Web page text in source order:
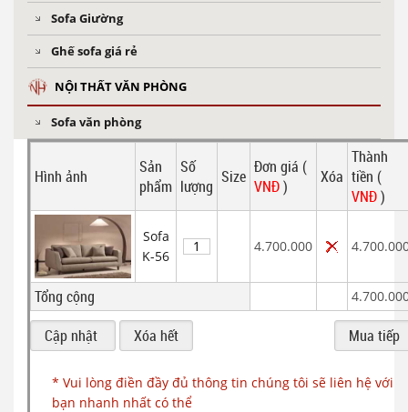
Sofa Giường
Ghế sofa giá rẻ
NỘI THẤT VĂN PHÒNG
Sofa văn phòng
Hình ảnh
Sản
phẩm
Số
lượng Size Đơn giá (
VNĐ) Xóa
Thành
tiền (
VNĐ)
Sofa
K-56
4.700.000
Tổng cộng
* Vui lòng điền đầy đủ thông tin chúng tôi sẽ liên hệ với
bạn nhanh nhất có thể